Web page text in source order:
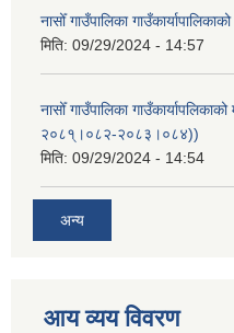
नासोँ गाउँपालिका
मिति: 09/29/2024 - 14:57
नासोँ गाउँपालिका
२०८१्।०८२-२०८३।०८४))
मिति: 09/29/2024 - 14:54
अन्य
आय व्यय विवरण